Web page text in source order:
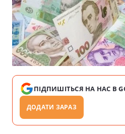
ПІДПИШІТЬСЯ НА НАС В
ДОДАТИ ЗАРАЗ